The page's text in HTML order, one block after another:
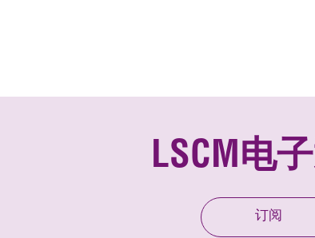
LSCM电
订阅